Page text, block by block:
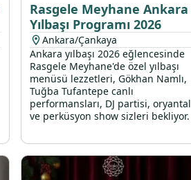
Rasgele Meyhane Ankara
Yılbaşı Programı 2026
Ankara/Çankaya
Ankara yılbaşı 2026 eğlencesinde
Rasgele Meyhane'de özel yılbaşı
menüsü lezzetleri, Gökhan Namlı,
Tuğba Tufantepe canlı
performansları, DJ partisi, oryantal
ve perküsyon show sizleri bekliyor.